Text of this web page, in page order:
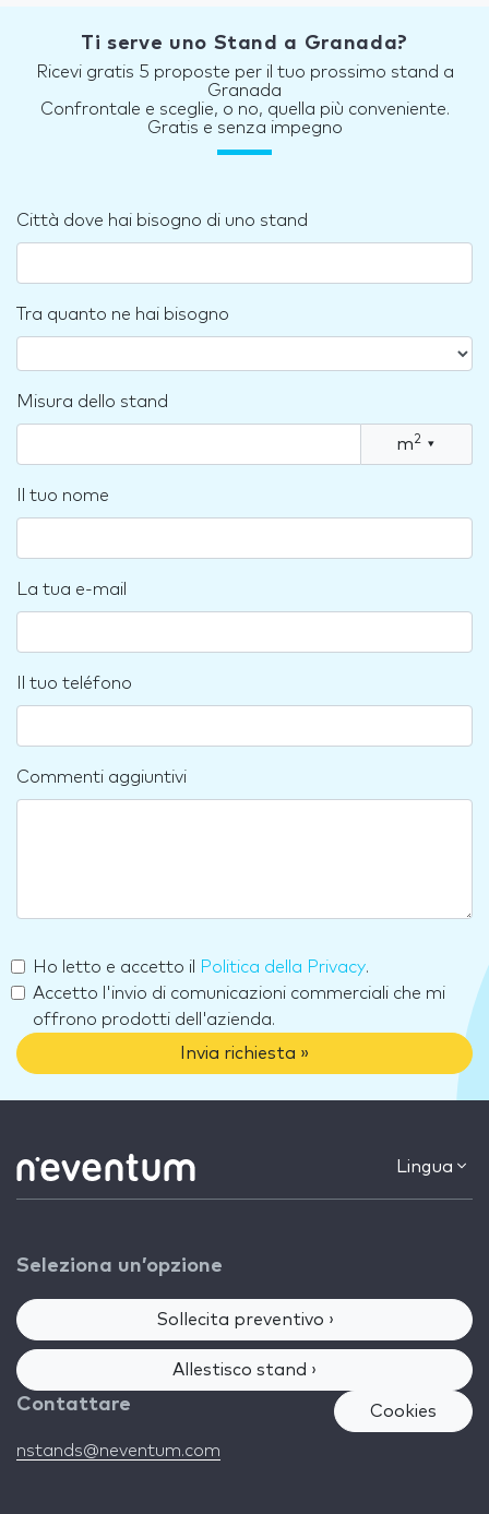
Ti serve uno Stand a Granada?
Ricevi gratis 5 proposte per il tuo prossimo stand a
Granada
Confrontale e sceglie, o no, quella più conveniente.
Gratis e senza impegno
Città dove hai bisogno di uno stand
Tra quanto ne hai bisogno
Misura dello stand
m2 ▾
Il tuo nome
La tua e-mail
Il tuo teléfono
Commenti aggiuntivi
Ho letto e accetto il Politica della Privacy.
Accetto l'invio di comunicazioni commerciali che mi
offrono prodotti dell'azienda.
Invia richiesta »
Lingua
Seleziona un’opzione
Sollecita preventivo ›
Allestisco stand ›
Contattare
nstands@neventum.com
Cookies